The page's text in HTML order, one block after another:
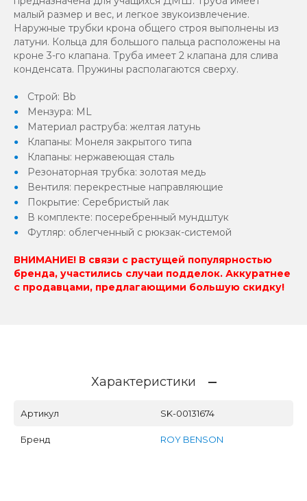
малый размер и вес, и легкое звукоизвлечение.
Наружные трубки крона общего строя выполнены из
латуни. Кольца для большого пальца расположены на
кроне 3-го клапана. Труба имеет 2 клапана для слива
конденсата. Пружины располагаются сверху.
Строй: Вb
Мензура: ML
Материал раструба: желтая латунь
Клапаны: Монеля закрытого типа
Клапаны: нержавеющая сталь
Резонаторная трубка: золотая медь
Вентиля: перекрестные направляющие
Покрытие: Серебристый лак
В комплекте: посеребренный мундштук
Футляр: облегченный с рюкзак-системой
ВНИМАНИЕ! В связи с растущей популярностью
бренда, участились случаи подделок. Аккуратнее
с продавцами, предлагающими большую скидку!
Характеристики
Артикул SK-00131674
Бренд ROY BENSON